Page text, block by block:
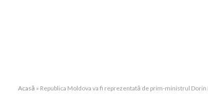
Acasă » Republica Moldova va fi reprezentată de prim-ministrul Dorin